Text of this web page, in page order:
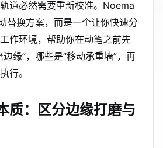
道必然需要重新校准。Noema
替换方案，而是一个让你快速分
作环境，帮助你在动笔之前先
缘”，哪些是“移动承重墙”，再
行。
质：区分边缘打磨与